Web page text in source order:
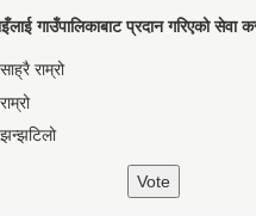
गाउँपालिकाबाट प्रदान गरिएको सेवा
साह्रै राम्रो
राम्रो
झन्झटिलो